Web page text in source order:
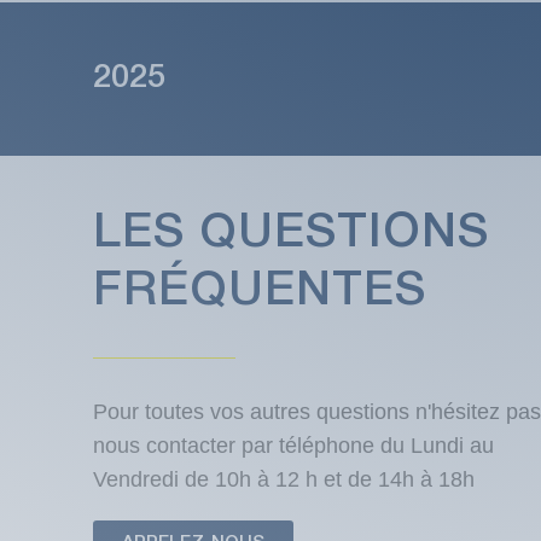
2025
LES QUESTIONS
FRÉQUENTES
Pour toutes vos autres questions n'hésitez
nous contacter par téléphone du Lundi au
Vendredi de 10h à 12 h et de 14h à 18h